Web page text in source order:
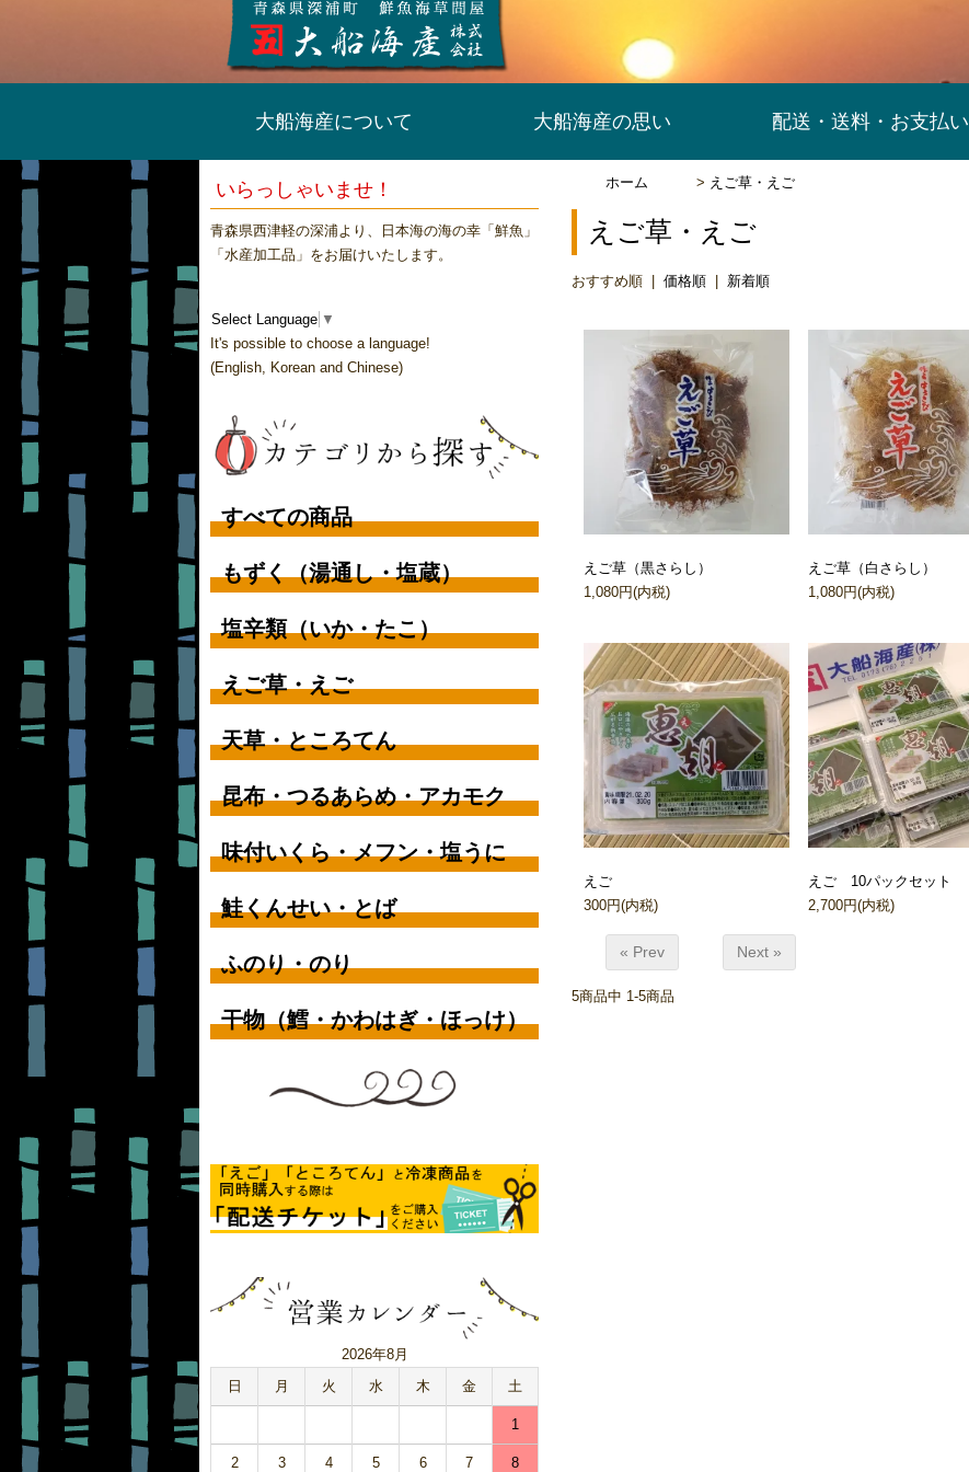
大船海産について 大船海産の思い 配送・送料・お支払い
ホーム > えご草・えご
えご草・えご
おすすめ順 | 価格順 | 新着順
えご草（黒さらし）
1,080円(内税)
えご草（白さらし）
1,080円(内税)
えご
300円(内税)
えご 10パックセット
2,700円(内税)
« Prev Next »
5商品中 1-5商品
いらっしゃいませ！
青森県西津軽の深浦より、日本海の海の幸「鮮魚」
「水産加工品」をお届けいたします。
Select Language ▼
It's possible to choose a language!
(English, Korean and Chinese)
すべての商品
もずく（湯通し・塩蔵）
塩辛類（いか・たこ）
えご草・えご
天草・ところてん
昆布・つるあらめ・アカモク
味付いくら・メフン・塩うに
鮭くんせい・とば
ふのり・のり
干物（鱈・かわはぎ・ほっけ）
2026年8月
日
月 火 水 木 金 土
1
2 3 4 5 6 7 8